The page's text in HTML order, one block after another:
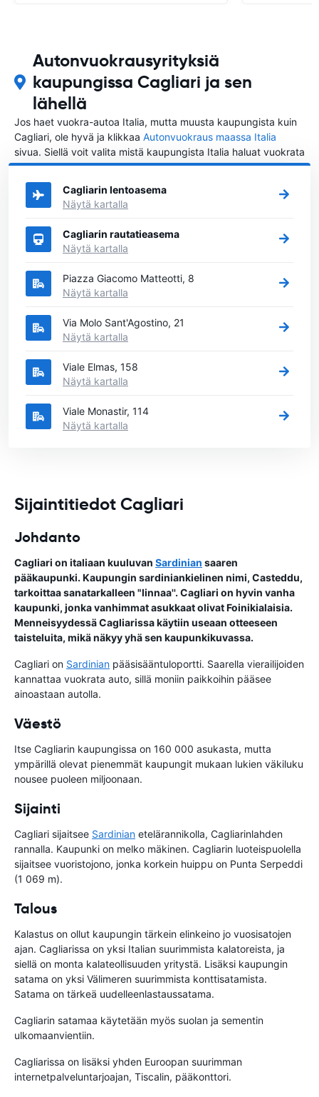
Autonvuokrausyrityksiä
kaupungissa Cagliari ja sen
lähellä
Jos haet vuokra-autoa Italia, mutta muusta kaupungista kuin
Cagliari, ole hyvä ja klikkaa Autonvuokraus maassa Italia
sivua. Siellä voit valita mistä kaupungista Italia haluat vuokrata
auton.
Cagliarin lentoasema
Näytä kartalla
Cagliarin rautatieasema
Näytä kartalla
Piazza Giacomo Matteotti, 8
Näytä kartalla
Via Molo Sant'Agostino, 21
Näytä kartalla
Viale Elmas, 158
Näytä kartalla
Viale Monastir, 114
Näytä kartalla
Sijaintitiedot Cagliari
Johdanto
Cagliari on italiaan kuuluvan Sardinian saaren
pääkaupunki. Kaupungin sardiniankielinen nimi, Casteddu,
tarkoittaa sanatarkalleen "linnaa''. Cagliari on hyvin vanha
kaupunki, jonka vanhimmat asukkaat olivat Foinikialaisia.
Menneisyydessä Cagliarissa käytiin useaan otteeseen
taisteluita, mikä näkyy yhä sen kaupunkikuvassa.
Cagliari on Sardinian pääsisääntuloportti. Saarella vierailijoiden
kannattaa vuokrata auto, sillä moniin paikkoihin pääsee
ainoastaan autolla.
Väestö
Itse Cagliarin kaupungissa on 160 000 asukasta, mutta
ympärillä olevat pienemmät kaupungit mukaan lukien väkiluku
nousee puoleen miljoonaan.
Sijainti
Cagliari sijaitsee Sardinian etelärannikolla, Cagliarinlahden
rannalla. Kaupunki on melko mäkinen. Cagliarin luoteispuolella
sijaitsee vuoristojono, jonka korkein huippu on Punta Serpeddi
(1 069 m).
Talous
Kalastus on ollut kaupungin tärkein elinkeino jo vuosisatojen
ajan. Cagliarissa on yksi Italian suurimmista kalatoreista, ja
siellä on monta kalateollisuuden yritystä. Lisäksi kaupungin
satama on yksi Välimeren suurimmista konttisatamista.
Satama on tärkeä uudelleenlastaussatama.
Cagliarin satamaa käytetään myös suolan ja sementin
ulkomaanvientiin.
Cagliarissa on lisäksi yhden Euroopan suurimman
internetpalveluntarjoajan, Tiscalin, pääkonttori.